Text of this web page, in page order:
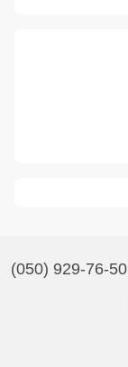
(050) 929-76-50